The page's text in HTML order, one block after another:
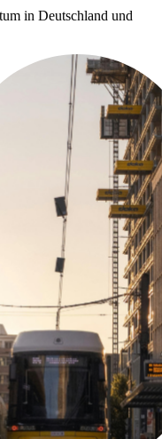
in Deutschland und